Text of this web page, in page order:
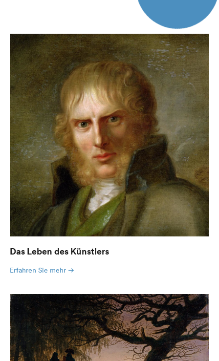
Das Leben des Künstlers
Erfahren Sie mehr